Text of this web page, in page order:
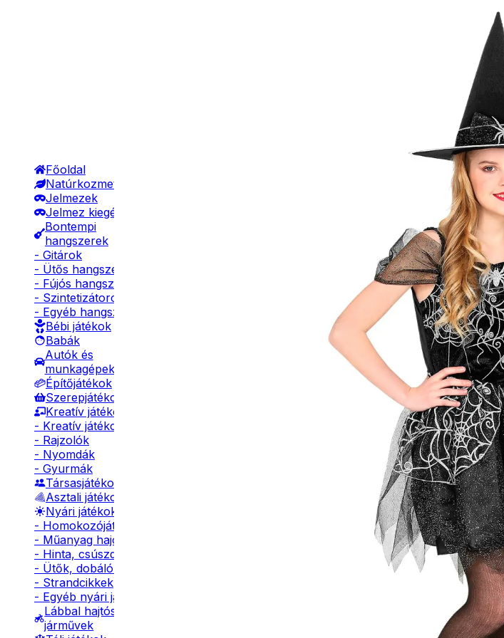
Főoldal
Natúrkozmetikumok
Jelmezek
Jelmez kiegészítők
Bontempi
hangszerek
- Gitárok
- Ütős hangszerek
- Fújós hangszerek
- Szintetizátorok
- Egyéb hangszerek
Bébi játékok
Babák
Autók és
munkagépek
Építőjátékok
Szerepjátékok
Kreatív játékok
- Kreatív játékok
- Rajzolók
- Nyomdák
- Gyurmák
Társasjátékok
Asztali játékok
Nyári játékok
- Homokozójátékok
- Műanyag hajók
- Hinta, csúszda
- Ütők, dobálók
- Strandcikkek
- Egyéb nyári játékok
Lábbal hajtós
járművek
Ezüst
Elérhetőség
Méret
Célcsoport
Típus
Ajánlott
korosztály
5
Gyártó
Cikkszám
Csomag
tartalma
A
Rövid leírás
Részletes
leírás
Egyéb